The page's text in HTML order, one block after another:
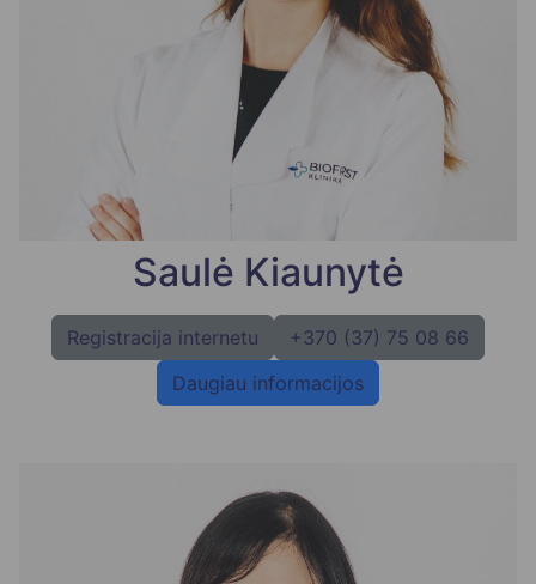
Saulė Kiaunytė
Registracija internetu
+370 (37) 75 08 66
Daugiau informacijos